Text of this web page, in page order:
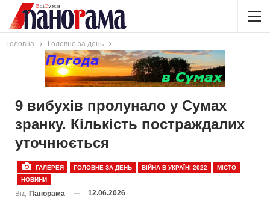
Головна Головне за день
9 вибухів пролунало у Сумах
зранку. Кількість постраждалих
уточнюється
ГАЛЕРЕЯ ГОЛОВНЕ ЗА ДЕНЬ ВІЙНА В УКРАЇНІ-2022
МІСТО
НОВИНИ
Від Панорама 12.06.2026